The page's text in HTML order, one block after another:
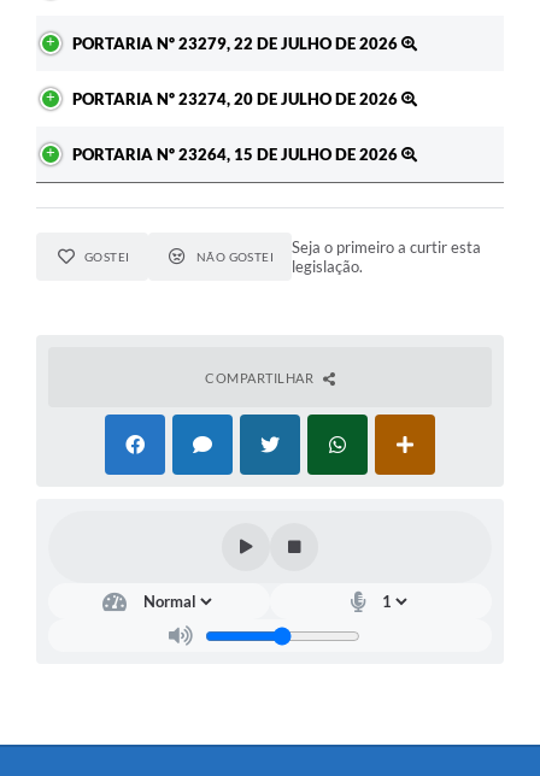
PORTARIA Nº 23279, 22 DE JULHO DE 2026
PORTARIA Nº 23274, 20 DE JULHO DE 2026
PORTARIA Nº 23264, 15 DE JULHO DE 2026
GOSTEI NÃO GOSTEI
Seja o primeiro a curtir esta
legislação.
COMPARTILHAR